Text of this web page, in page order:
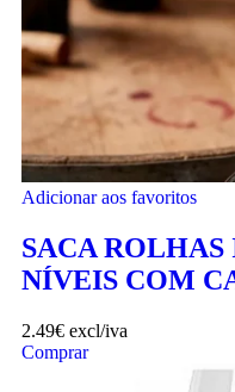
Adicionar aos favoritos
SACA
NÍVEIS COM
2.49€ excl/iva
Comprar